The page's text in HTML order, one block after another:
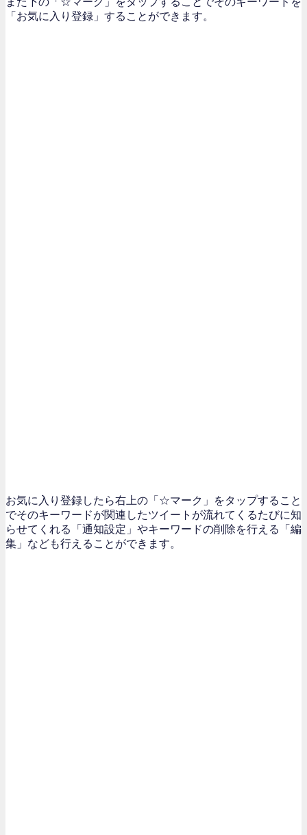
「お気に入り登録」することができます。
お気に入り登録したら右上の「☆マーク」をタップすること
でそのキーワードが関連したツイートが流れてくるたびに知
らせてくれる「通知設定」やキーワードの削除を行える「編
集」なども行えることができます。